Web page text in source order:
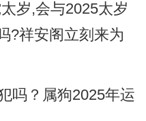
岁,会与2025太岁
?祥安阁立刻来为